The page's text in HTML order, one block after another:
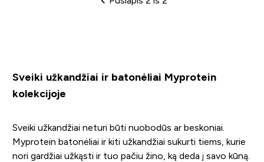
Puslapių žymėjimas
Sveiki užkandžiai ir batonėliai Myprotein
kolekcijoje
Sveiki užkandžiai neturi būti nuobodūs ar beskoniai.
Myprotein batonėliai ir kiti užkandžiai sukurti tiems, kurie
nori gardžiai užkąsti ir tuo pačiu žino, ką deda į savo kūną.